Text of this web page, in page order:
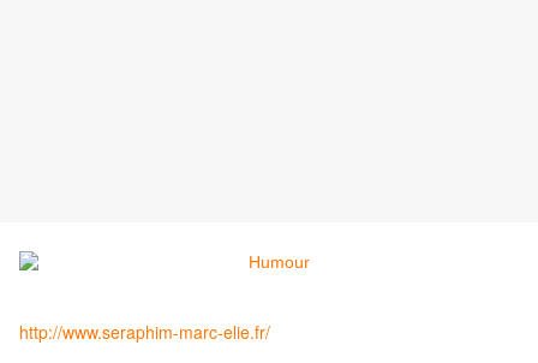
http://www.seraphim-marc-elie.fr/